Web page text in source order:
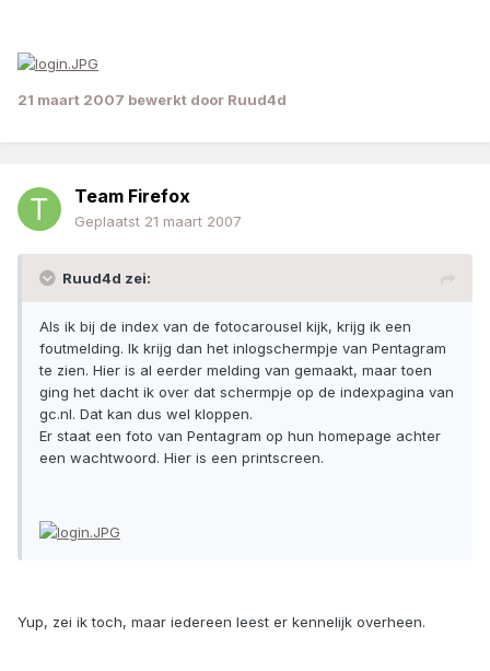
21 maart 2007 bewerkt door Ruud4d
Team Firefox
Geplaatst 21 maart 2007
Ruud4d zei:
Als ik bij de index van de fotocarousel kijk, krijg ik een
foutmelding. Ik krijg dan het inlogschermpje van Pentagram
te zien. Hier is al eerder melding van gemaakt, maar toen
ging het dacht ik over dat schermpje op de indexpagina van
gc.nl. Dat kan dus wel kloppen.
Er staat een foto van Pentagram op hun homepage achter
een wachtwoord. Hier is een printscreen.
Yup, zei ik toch, maar iedereen leest er kennelijk overheen.